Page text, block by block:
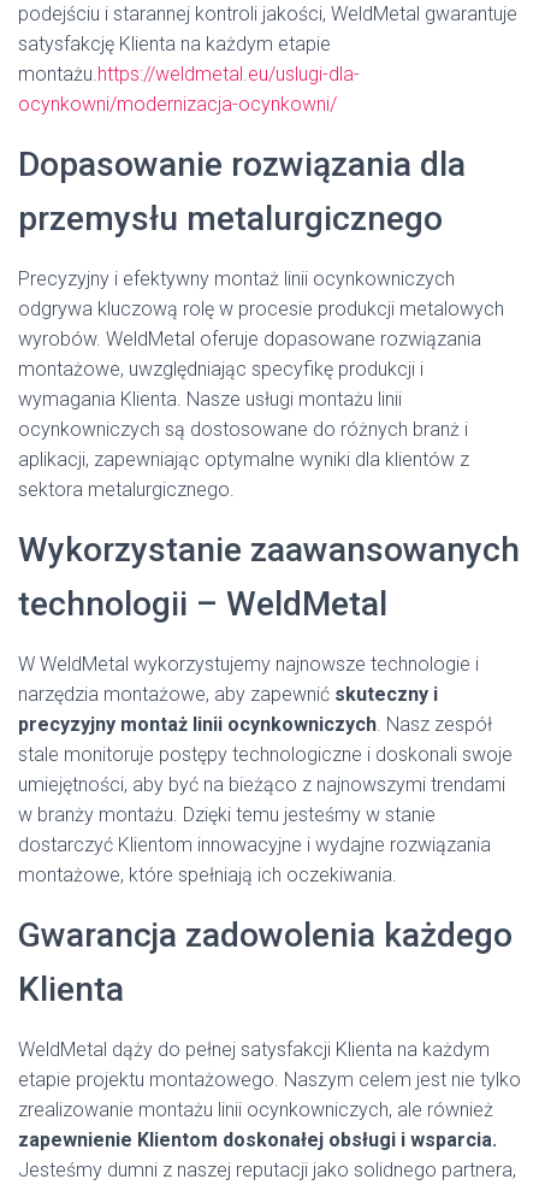
podejściu i starannej kontroli jakości, WeldMetal gwarantuje
satysfakcję Klienta na każdym etapie
montażu.https://weldmetal.eu/uslugi-dla-
ocynkowni/modernizacja-ocynkowni/
Dopasowanie rozwiązania dla
przemysłu metalurgicznego
Precyzyjny i efektywny montaż linii ocynkowniczych
odgrywa kluczową rolę w procesie produkcji metalowych
wyrobów. WeldMetal oferuje dopasowane rozwiązania
montażowe, uwzględniając specyfikę produkcji i
wymagania Klienta. Nasze usługi montażu linii
ocynkowniczych są dostosowane do różnych branż i
aplikacji, zapewniając optymalne wyniki dla klientów z
sektora metalurgicznego.
Wykorzystanie zaawansowanych
technologii – WeldMetal
W WeldMetal wykorzystujemy najnowsze technologie i
narzędzia montażowe, aby zapewnić skuteczny i
precyzyjny montaż linii ocynkowniczych. Nasz zespół
stale monitoruje postępy technologiczne i doskonali swoje
umiejętności, aby być na bieżąco z najnowszymi trendami
w branży montażu. Dzięki temu jesteśmy w stanie
dostarczyć Klientom innowacyjne i wydajne rozwiązania
montażowe, które spełniają ich oczekiwania.
Gwarancja zadowolenia każdego
Klienta
WeldMetal dąży do pełnej satysfakcji Klienta na każdym
etapie projektu montażowego. Naszym celem jest nie tylko
zrealizowanie montażu linii ocynkowniczych, ale również
zapewnienie Klientom doskonałej obsługi i wsparcia.
Jesteśmy dumni z naszej reputacji jako solidnego partnera,